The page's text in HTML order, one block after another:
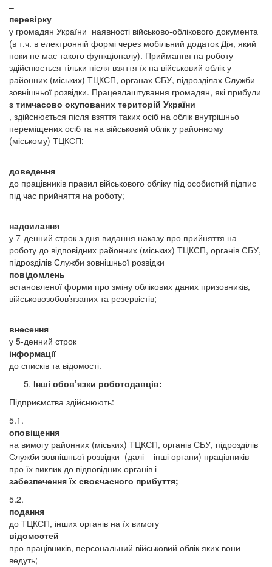
–
перевірку
у громадян України наявності військово-облікового документа
(в т.ч. в електронній формі через мобільний додаток Дія, який
поки не має такого функціоналу). Приймання на роботу
здійснюється тільки після взяття їх на військовий облік у
районних (міських) ТЦКСП, органах СБУ, підрозділах Служби
зовнішньої розвідки. Працевлаштування громадян, які прибули
з тимчасово окупованих територій України
, здійснюється після взяття таких осіб на облік внутрішньо
переміщених осіб та на військовий облік у районному
(міському) ТЦКСП;
–
доведення
до працівників правил військового обліку під особистий підпис
під час прийняття на роботу;
–
надсилання
у 7-денний строк з дня видання наказу про прийняття на
роботу до відповідних районних (міських) ТЦКСП, органів СБУ,
підрозділів Служби зовнішньої розвідки
повідомлень
встановленої форми про зміну облікових даних призовників,
військовозобов’язаних та резервістів;
–
внесення
у 5-денний строк
інформації
до списків та відомості.
Інші обов’язки роботодавців:
Підприємства здійснюють:
5.1.
оповіщення
на вимогу районних (міських) ТЦКСП, органів СБУ, підрозділів
Служби зовнішньої розвідки (далі – інші органи) працівників
про їх виклик до відповідних органів і
забезпечення їх своєчасного прибуття;
5.2.
подання
до ТЦКСП, інших органів на їх вимогу
відомостей
про працівників, персональний військовий облік яких вони
ведуть;